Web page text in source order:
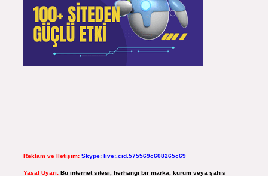
Reklam ve İletişim: Skype: live:.cid.575569c608265c69
Yasal Uyarı: Bu internet sitesi, herhangi bir marka, kurum veya şahıs